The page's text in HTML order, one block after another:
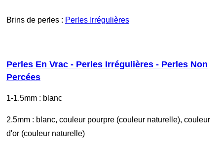
Brins de perles : Perles Irrégulières
Perles En Vrac - Perles Irrégulières - Perles Non
Percées
1-1.5mm : blanc
2.5mm : blanc, couleur pourpre (couleur naturelle), couleur
d'or (couleur naturelle)